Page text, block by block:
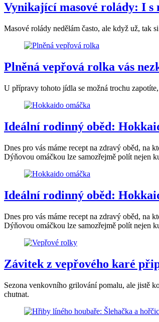
Vynikající masové rolády: I s
Masové rolády nedělám často, ale když už, tak
Plněná vepřová rolka vás
U přípravy tohoto jídla se možná trochu
Ideální rodinný oběd:
Dnes pro vás máme recept na zdravý oběd, na
Dýňovou omáčkou lze samozřejmě polít nejen
Ideální rodinný oběd:
Dnes pro vás máme recept na zdravý oběd, na
Dýňovou omáčkou lze samozřejmě polít nejen
Závitek z vepřového karé
Sezona venkovního grilování pomalu, ale jistě
chutnat.